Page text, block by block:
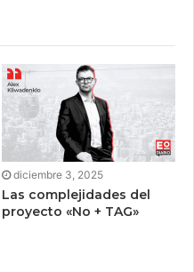
diciembre 3, 2025
Las complejidades del
proyecto «No + TAG»